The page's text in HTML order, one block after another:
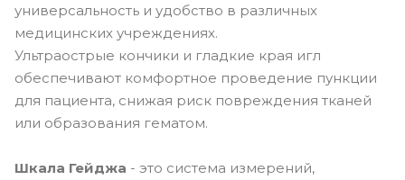
универсальность и удобство в различных
медицинских учреждениях.
Ультраострые кончики и гладкие края игл
обеспечивают комфортное проведение пункции
для пациента, снижая риск повреждения тканей
или образования гематом.
Шкала Гейджа - это система измерений,